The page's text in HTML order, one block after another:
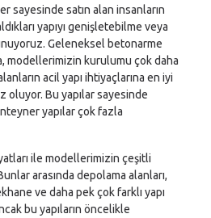
sayesinde satın alan insanların
yapıyı genişletebilme veya
Geleneksel betonarme
modellerimizin kurulumu çok daha
acil yapı ihtiyaçlarına en iyi
oluyor. Bu yapılar sayesinde
yapılar çok fazla
ile modellerimizin çeşitli
arasında depolama alanları,
ve daha pek çok farklı yapı
bu yapıların öncelikle